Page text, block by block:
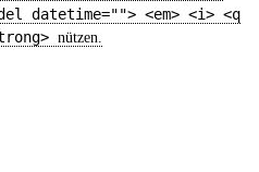
datetime=""> <em> <i> <q
nützen.